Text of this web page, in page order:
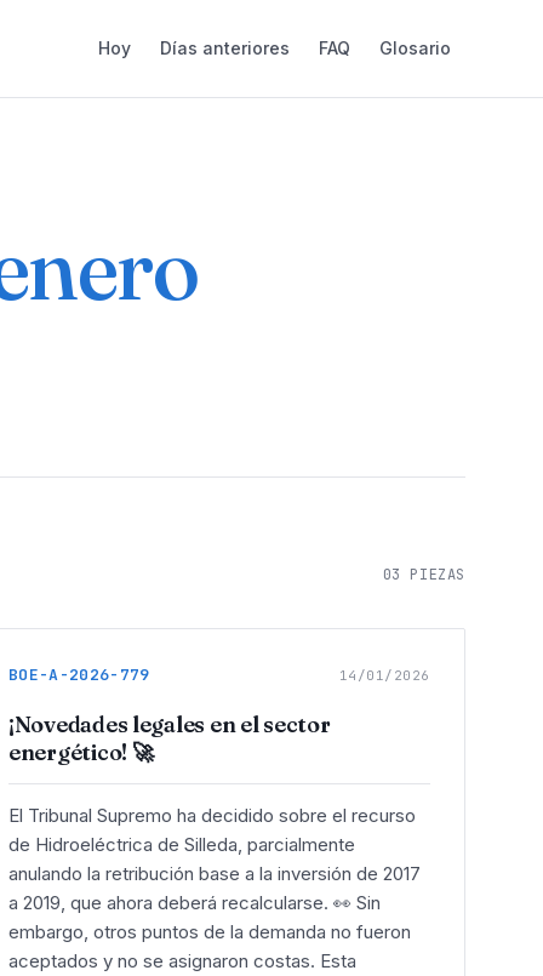
Hoy Días anteriores FAQ Glosario
03 PIEZAS
BOE-A-2026-779 14/01/2026
¡Novedades legales en el sector
energético! 🚀
El Tribunal Supremo ha decidido sobre el recurso
de Hidroeléctrica de Silleda, parcialmente
anulando la retribución base a la inversión de 2017
a 2019, que ahora deberá recalcularse. 👀 Sin
embargo, otros puntos de la demanda no fueron
aceptados y no se asignaron costas. Esta